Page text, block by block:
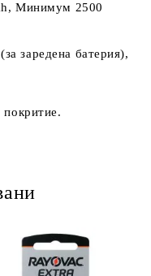
Минимум 2500
заредена батерия),